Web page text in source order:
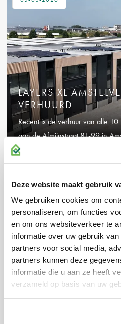
Deze website maakt gebruik
We gebruiken cookies om
personaliseren, om functies
en om ons websiteverkeer te
informatie over uw gebruik
partners voor social media,
partners kunnen deze
informatie die u aan ze heeft
verzameld op basis van uw
LAYERS XL
VERHUURD
Recent is de verhuur van alle
aan de Afmijnstraat 81-99 in
afgerond.
04-05-2026
SAKATA KIEST
vestiging op kantorenpark